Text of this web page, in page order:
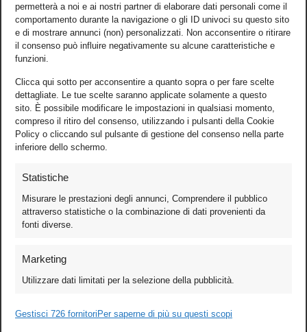
permetterà a noi e ai nostri partner di elaborare dati personali come il
comportamento durante la navigazione o gli ID univoci su questo sito
e di mostrare annunci (non) personalizzati. Non acconsentire o ritirare
il consenso può influire negativamente su alcune caratteristiche e
funzioni.
Clicca qui sotto per acconsentire a quanto sopra o per fare scelte
dettagliate. Le tue scelte saranno applicate solamente a questo
sito. È possibile modificare le impostazioni in qualsiasi momento,
compreso il ritiro del consenso, utilizzando i pulsanti della Cookie
Policy o cliccando sul pulsante di gestione del consenso nella parte
inferiore dello schermo.
Statistiche
Misurare le prestazioni degli annunci, Comprendere il pubblico
attraverso statistiche o la combinazione di dati provenienti da
fonti diverse.
Marketing
Utilizzare dati limitati per la selezione della pubblicità.
Gestisci 726 fornitori Per saperne di più su questi scopi
Games